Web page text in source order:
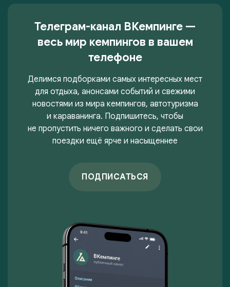
Телеграм-канал ВКемпинге —
весь мир кемпингов в вашем
телефоне
Делимся подборками самых интересных мест
для отдыха, анонсами событий и свежими
новостями из мира кемпингов, автотуризма
и караванинга. Подпишитесь, чтобы
не пропустить ничего важного и сделать свои
поездки ещё ярче и насыщеннее
ПОДПИСАТЬСЯ